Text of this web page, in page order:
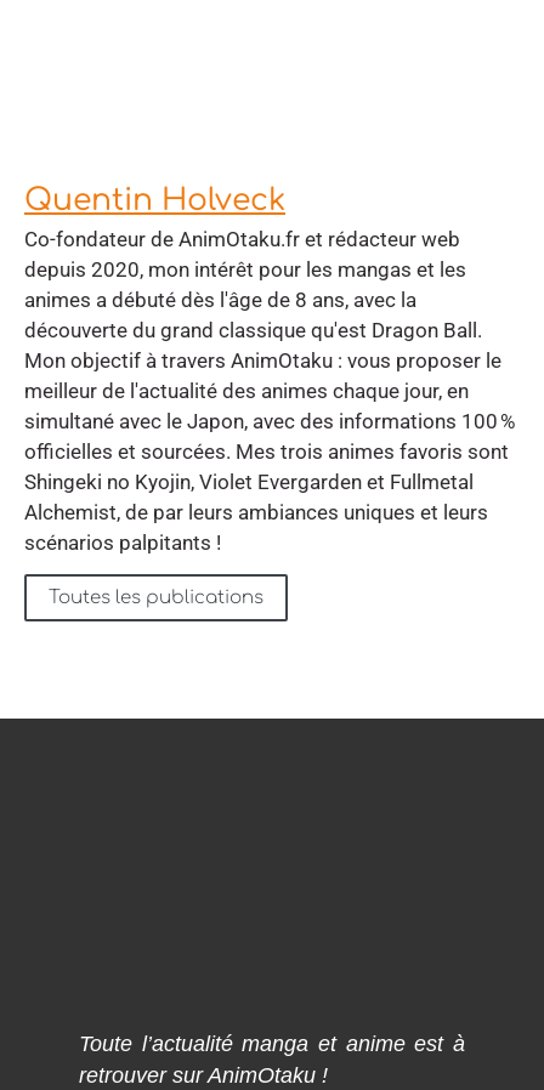
Quentin Holveck
Co-fondateur de AnimOtaku.fr et rédacteur web
depuis 2020, mon intérêt pour les mangas et les
animes a débuté dès l'âge de 8 ans, avec la
découverte du grand classique qu'est Dragon Ball.
Mon objectif à travers AnimOtaku : vous proposer le
meilleur de l'actualité des animes chaque jour, en
simultané avec le Japon, avec des informations 100 %
officielles et sourcées. Mes trois animes favoris sont
Shingeki no Kyojin, Violet Evergarden et Fullmetal
Alchemist, de par leurs ambiances uniques et leurs
scénarios palpitants !
Toutes les publications
Toute l’actualité manga et anime est à
retrouver sur AnimOtaku !